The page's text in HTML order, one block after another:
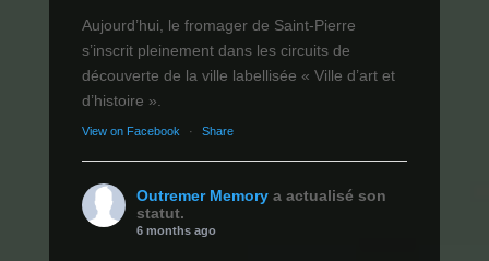
Aujourd’hui, le fromager de Saint-Pierre
s’inscrit pleinement dans les circuits de
découverte de la ville labellisée « Ville d’art et
d’histoire ».
View on Facebook · Share
Outremer Memory a actualisé son
statut.
6 months ago